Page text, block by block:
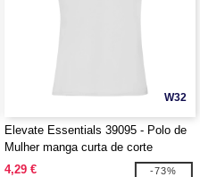
W32
Elevate Essentials 39095 - Polo de
Mulher manga curta de corte
confortável "Deimos"
4,29 € -73%